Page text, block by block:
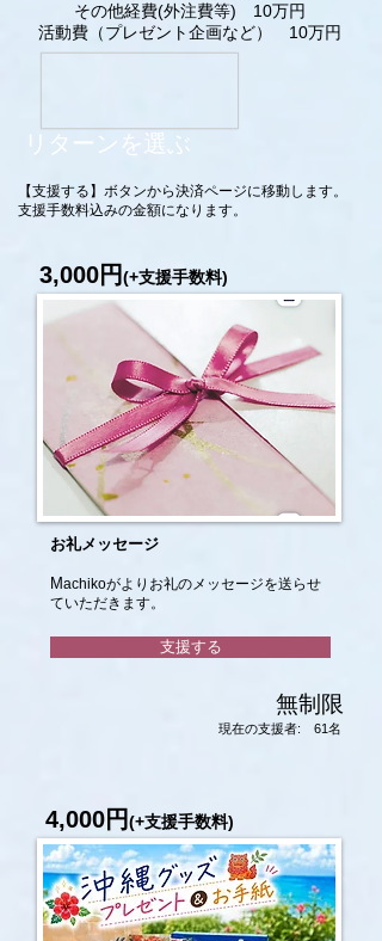
その他経費(外注費等) 10万円
​活動費（プレゼント企画など） 10万円
リターンを選ぶ
​【支援する】ボタンから決済ページに移動します。
​支援手数料込みの金額になります。
3,000円(+支援手数料)
お礼メッセージ
Machikoがよりお礼のメッセージを送らせ
ていただきます。
支援する
無制限
現在の支援者: 61名
4,000円(+支援手数料)